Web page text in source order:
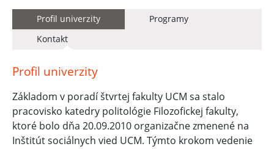
Profil univerzity
Programy
Kontakt
Profil univerzity
Základom v poradí štvrtej fakulty UCM sa stalo
pracovisko katedry politológie Filozofickej fakulty,
ktoré bolo dňa 20.09.2010 organizačne zmenené na
Inštitút sociálnych vied UCM. Týmto krokom vedenie